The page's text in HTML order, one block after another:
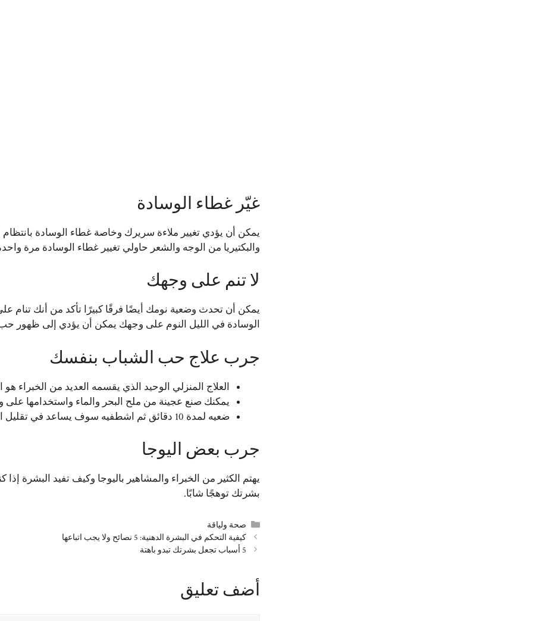
غيّر غطاء الوسادة
يمكن أن يؤدي تغيير ملاءة سريرك وخاصة غطاء الوسادة
والبكتيريا من الوجه والشعر حاولي تغيير غطاء الوسادة مرة
لا تنم على وجهك
يمكن أن تحدث وضعية نومك أيضًا فرقًا كبيرًا تأكد من أنك
الوسادة في الليل النوم على وجهك يمكن أن يؤدي إلى ظهور
جرب علاج حب الشباب بنفسك
العلاج المنزلي الوحيد الذي يقسمه العديد من الخبراء
يمكنك صنع عجينة من ملح البحر والماء واستخدامها على
ضعيه لمدة 10 دقائق ثم اشطفيه سوف يساعد في تقليل الالتهاب، لأنه محمّل بخصائص مضادة للبكتيريا.
جرب بعض اليوجا
يهتم الكثير من الخبراء والمشاهير باليوجا وكيف تفيد البشرة
بشرتك توهجًا شابًا.
التصنيفات
صحة ولياقة
كيفية التحكم في البشرة الدهنية: 5 نصائح ولا يجب اتباعها
5 أسباب تجعل بشرتك تبدو باهتة
أضف تعليق